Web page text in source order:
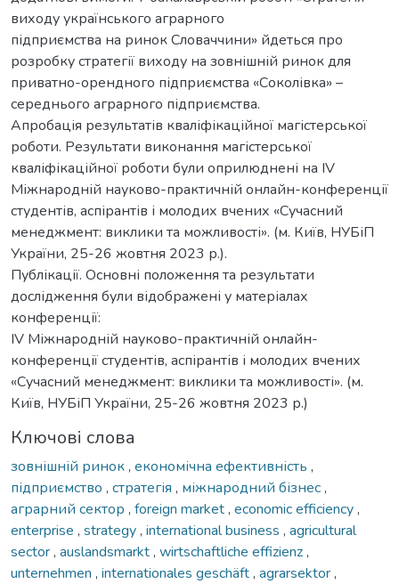
виходу українського аграрного
підприємства на ринок Словаччини» йдеться про
розробку стратегії виходу на зовнішній ринок для
приватно-орендного підприємства «Соколівка» –
середнього аграрного підприємства.
Апробація результатів кваліфікаційної магістерської
роботи. Результати виконання магістерської
кваліфікаційної роботи були оприлюднені на IV
Міжнародній науково-практичній онлайн-конференції
студентів, аспірантів і молодих вчених «Сучасний
менеджмент: виклики та можливості». (м. Київ, НУБіП
України, 25-26 жовтня 2023 р.).
Публікації. Основні положення та результати
дослідження були відображені у матеріалах
конференції:
IV Міжнародній науково-практичній онлайн-
конференції студентів, аспірантів і молодих вчених
«Сучасний менеджмент: виклики та можливості». (м.
Київ, НУБіП України, 25-26 жовтня 2023 р.)
Ключові слова
зовнішній ринок, економічна ефективність ,
підприємство , стратегія , міжнародний бізнес,
аграрний сектор , foreign market, economic efficiency,
enterprise , strategy, international business , agricultural
sector, auslandsmarkt, wirtschaftliche effizienz,
unternehmen , internationales geschäft, agrarsektor,